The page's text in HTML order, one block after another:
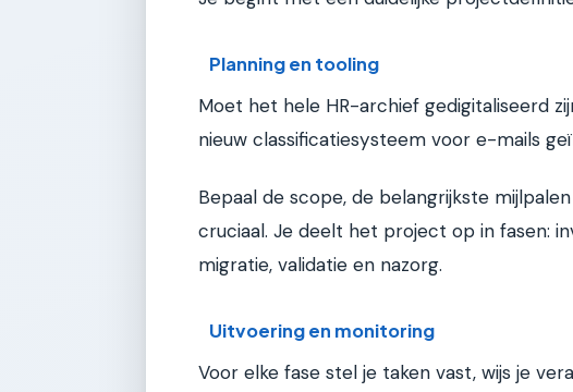
Planning en tooling
Moet het hele HR-archief gedigitaliseerd
nieuw classificatiesysteem voor e-mails
Bepaal de scope, de belangrijkste
cruciaal. Je deelt het project op in fasen:
migratie, validatie en nazorg.
Uitvoering en monitoring
Voor elke fase stel je taken vast, wijs je